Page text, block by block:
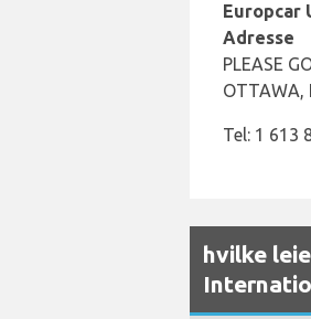
Europcar
Adresse
PLEASE
OTTAWA,
Tel: 1 613
hvilke